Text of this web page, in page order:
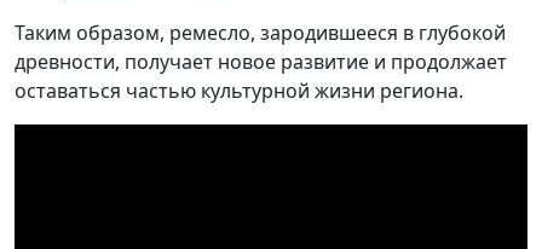
Таким образом, ремесло, зародившееся в глубокой
древности, получает новое развитие и продолжает
оставаться частью культурной жизни региона.